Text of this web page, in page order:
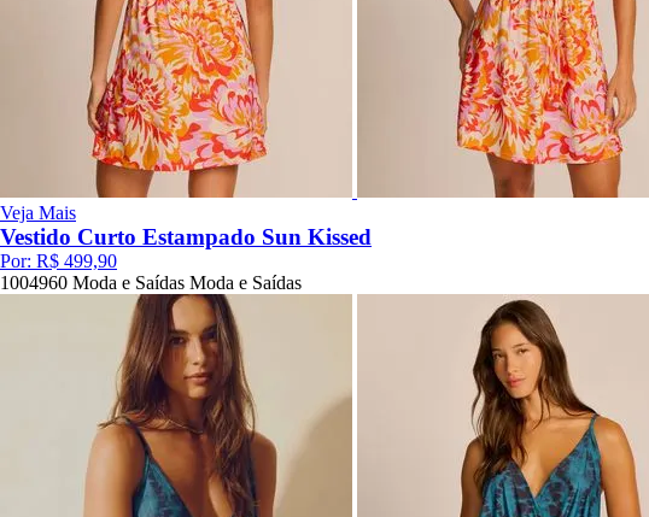
Veja Mais
Vestido Curto Estampado Sun Kissed
Por: R$ 499,90
1004960 Moda e Saídas Moda e Saídas